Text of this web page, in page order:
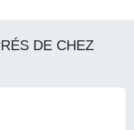
DE CHEZ